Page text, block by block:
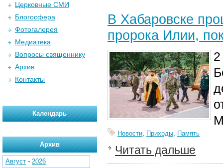
В Хабаровске
пророка Илии,
Новости, Приходы, Память
Читать дальше
Церковные СМИ
Блогосфера
Фотогалерея
Медиатека
Вопросы священнику
Архив
Контакты
Календарь
Архив
Август - 2026